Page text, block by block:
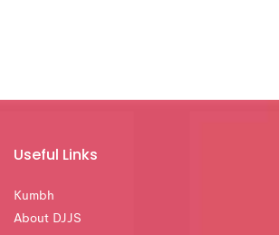
Useful Links
Kumbh
About DJJS